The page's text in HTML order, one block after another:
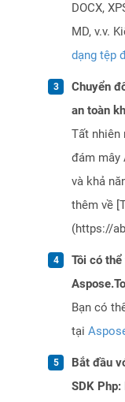
DOCX,
MD, v.v.
dạng tệp
Chuyển
an toàn
Tất nhiên
đám mây
và khả
thêm về
(https://
Tôi có
Bạn có
tại
Bắt đầu
SDK